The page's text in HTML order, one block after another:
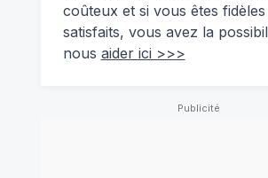
coûteux et si vous êtes
satisfaits, vous avez la
nous aider ici >>>